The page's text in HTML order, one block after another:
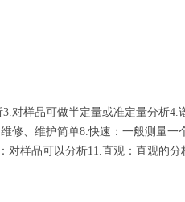
3.对样品可做半定量或准定量分析4.
修、维护简单8.快速：一般测量一
对样品可以分析11.直观：直观的